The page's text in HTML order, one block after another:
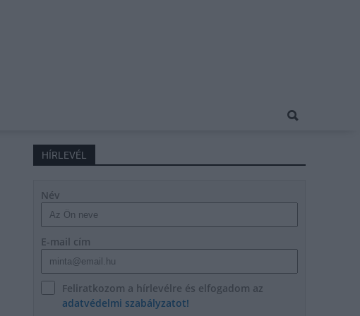
HÍRLEVÉL
Név
E-mail cím
Feliratkozom a hírlevélre és elfogadom az
adatvédelmi szabályzatot!